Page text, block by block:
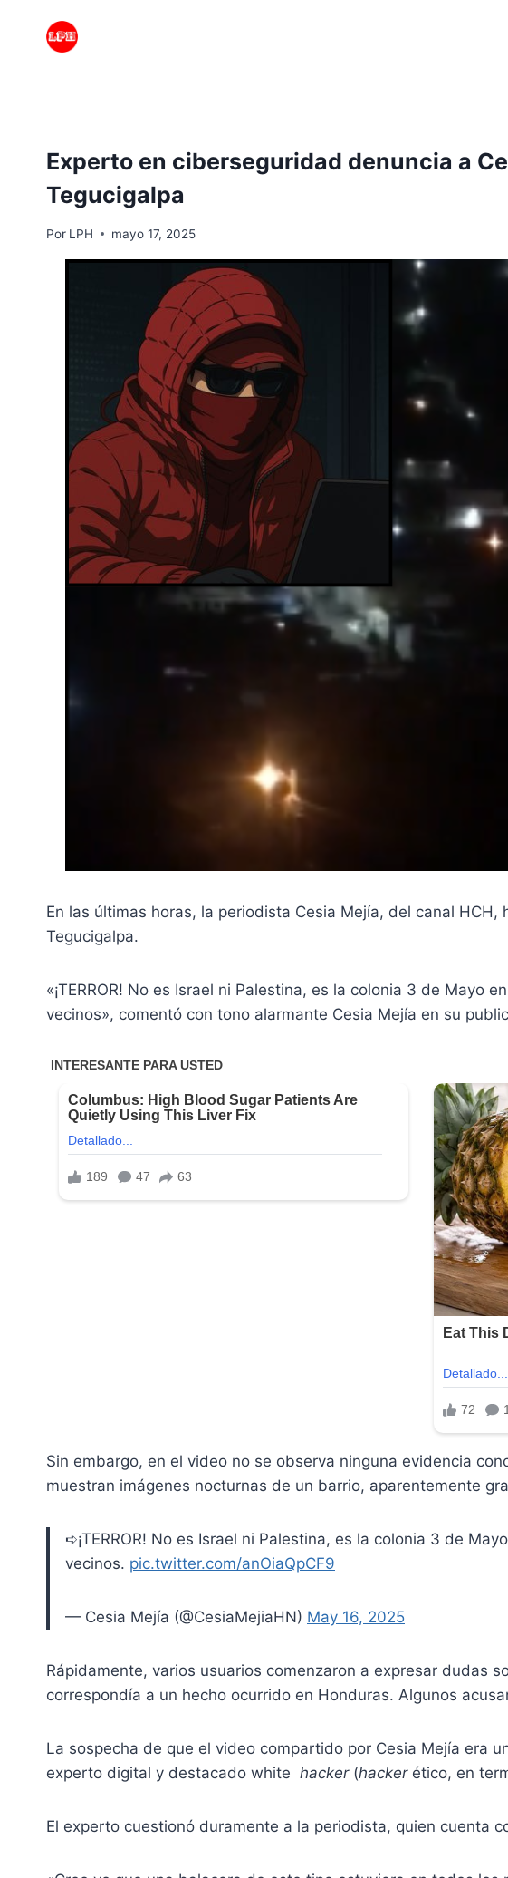
Experto en ciberseguridad denuncia a
Tegucigalpa
Por LPH mayo 17, 2025
En las últimas horas, la periodista Cesia Mejía, del canal
Tegucigalpa.
«¡TERROR! No es Israel ni Palestina, es la colonia 3 de
vecinos», comentó con tono alarmante Cesia Mejía en su
Sin embargo, en el video no se observa ninguna evidencia
muestran imágenes nocturnas de un barrio, aparentemente
➪¡TERROR! No es Israel ni Palestina, es la colonia 3 de
vecinos. pic.twitter.com/anOiaQpCF9
— Cesia Mejía (@CesiaMejiaHN) May 16, 2025
Rápidamente, varios usuarios comenzaron a expresar dudas
correspondía a un hecho ocurrido en Honduras. Algunos
La sospecha de que el video compartido por Cesia Mejía era
experto digital y destacado white hacker(hackerético, en
El experto cuestionó duramente a la periodista, quien cuenta